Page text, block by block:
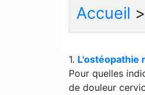
Accueil >
1. L'ostéopathie
Pour quelles
de douleur